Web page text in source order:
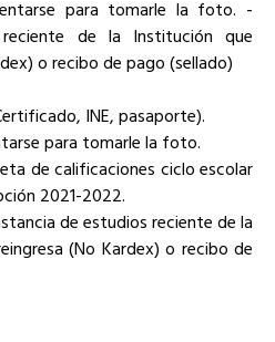
para tomarle la foto. -
de la Institución que
o recibo de pago (sellado)
INE, pasaporte).
para tomarle la foto.
de calificaciones ciclo escolar
2021-2022.
de estudios reciente de la
(No Kardex) o recibo de